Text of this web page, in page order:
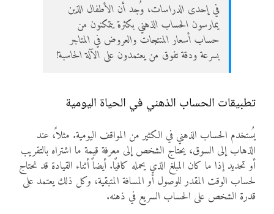
في إحدى الدراسات، وُجد أن الأطفال الذين
يمارسون الحساب الذهني بكثرة يتمكنون من
حساب أسعار المنتجات والعروض في المتاجر
بسرعة ودقة تفوق من يعتمدون على الآلة الحاسبة!
تطبيقات الحساب الذهني في الحياة اليومية
يُستخدم الحساب الذهني في الكثير من المواقف اليومية. مثلاً، عند
الذهاب إلى السوق، يحتاج الشخص إلى معرفة قيمة ما اشتراه بالتقريب
أو تحديد إذا ما كان المبلغ الذي يحمله كافيًا. أيضاً أثناء القيادة قد نحتاج
لحساب الوقت المقدر للوصول أو المسافة المتبقية، وكل ذلك يعتمد على
قدرة الشخص على الحساب السريع في ذهنه.